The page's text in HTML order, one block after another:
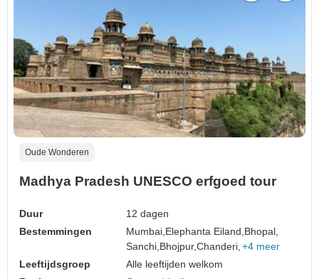
Oude Wonderen
Madhya Pradesh UNESCO erfgoed tour
Duur
12 dagen
Bestemmingen
Mumbai,Elephanta Eiland,Bhopal,
Sanchi,Bhojpur,Chanderi, +4 meer
Leeftijdsgroep
Alle leeftijden welkom